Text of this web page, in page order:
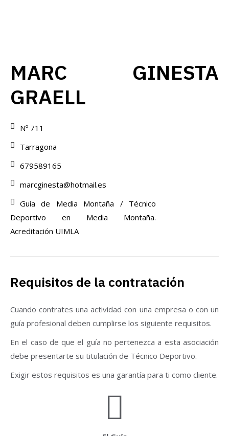
MARC GINESTA
GRAELL
Nº 711
Tarragona
679589165
marcginesta@hotmail.es
Guía de Media Montaña / Técnico
Deportivo en Media Montaña.
Acreditación UIMLA
Requisitos de la contratación
Cuando contrates una actividad con una empresa o con un
guía profesional deben cumplirse los siguiente requisitos.
En el caso de que el guía no pertenezca a esta asociación
debe presentarte su titulación de Técnico Deportivo.
Exigir estos requisitos es una garantía para ti como cliente.